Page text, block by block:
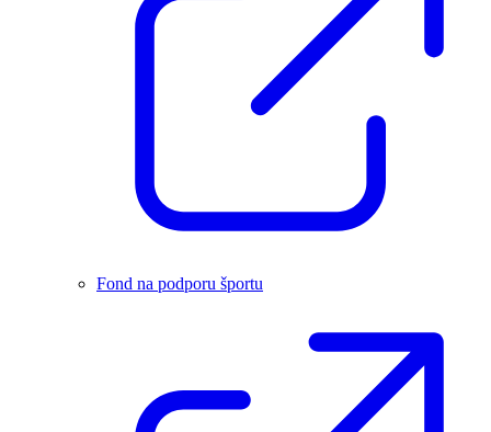
Fond na podporu športu